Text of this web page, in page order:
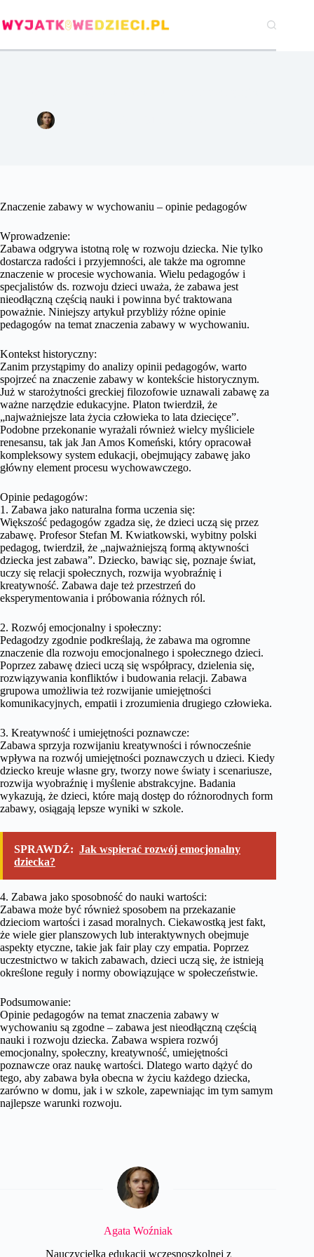
do
treści
Znaczenie zabawy w wychowaniu – opinie pedagogów
Wprowadzenie:
Zabawa odgrywa istotną rolę w rozwoju dziecka. Nie tylko
dostarcza radości i przyjemności, ale także ma ogromne
znaczenie w procesie wychowania. Wielu pedagogów i
specjalistów ds. rozwoju dzieci uważa, że zabawa jest
nieodłączną częścią nauki i powinna być traktowana
poważnie. Niniejszy artykuł przybliży różne opinie
pedagogów na temat znaczenia zabawy w wychowaniu.
Kontekst historyczny:
Zanim przystąpimy do analizy opinii pedagogów, warto
spojrzeć na znaczenie zabawy w kontekście historycznym.
Już w starożytności greckiej filozofowie uznawali zabawę za
ważne narzędzie edukacyjne. Platon twierdził, że
„najważniejsze lata życia człowieka to lata dziecięce”.
Podobne przekonanie wyrażali również wielcy myśliciele
renesansu, tak jak Jan Amos Komeński, który opracował
kompleksowy system edukacji, obejmujący zabawę jako
główny element procesu wychowawczego.
Opinie pedagogów:
1. Zabawa jako naturalna forma uczenia się:
Większość pedagogów zgadza się, że dzieci uczą się przez
zabawę. Profesor Stefan M. Kwiatkowski, wybitny polski
pedagog, twierdził, że „najważniejszą formą aktywności
dziecka jest zabawa”. Dziecko, bawiąc się, poznaje świat,
uczy się relacji społecznych, rozwija wyobraźnię i
kreatywność. Zabawa daje też przestrzeń do
eksperymentowania i próbowania różnych ról.
2. Rozwój emocjonalny i społeczny:
Pedagodzy zgodnie podkreślają, że zabawa ma ogromne
znaczenie dla rozwoju emocjonalnego i społecznego dzieci.
Poprzez zabawę dzieci uczą się współpracy, dzielenia się,
rozwiązywania konfliktów i budowania relacji. Zabawa
grupowa umożliwia też rozwijanie umiejętności
komunikacyjnych, empatii i zrozumienia drugiego człowieka.
3. Kreatywność i umiejętności poznawcze:
Zabawa sprzyja rozwijaniu kreatywności i równocześnie
wpływa na rozwój umiejętności poznawczych u dzieci. Kiedy
dziecko kreuje własne gry, tworzy nowe światy i scenariusze,
rozwija wyobraźnię i myślenie abstrakcyjne. Badania
wykazują, że dzieci, które mają dostęp do różnorodnych form
zabawy, osiągają lepsze wyniki w szkole.
SPRAWDŹ: Jak wspierać rozwój emocjonalny
dziecka?
4. Zabawa jako sposobność do nauki wartości:
Zabawa może być również sposobem na przekazanie
dzieciom wartości i zasad moralnych. Ciekawostką jest fakt,
że wiele gier planszowych lub interaktywnych obejmuje
aspekty etyczne, takie jak fair play czy empatia. Poprzez
uczestnictwo w takich zabawach, dzieci uczą się, że istnieją
określone reguły i normy obowiązujące w społeczeństwie.
Podsumowanie:
Opinie pedagogów na temat znaczenia zabawy w
wychowaniu są zgodne – zabawa jest nieodłączną częścią
nauki i rozwoju dziecka. Zabawa wspiera rozwój
emocjonalny, społeczny, kreatywność, umiejętności
poznawcze oraz naukę wartości. Dlatego warto dążyć do
tego, aby zabawa była obecna w życiu każdego dziecka,
zarówno w domu, jak i w szkole, zapewniając im tym samym
najlepsze warunki rozwoju.
Agata Woźniak
Nauczycielka edukacji wczesnoszkolnej z